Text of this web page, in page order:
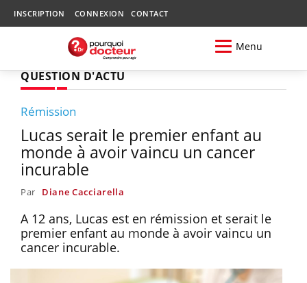
INSCRIPTION CONNEXION CONTACT
Menu
QUESTION D'ACTU
Rémission
Lucas serait le premier enfant au
monde à avoir vaincu un cancer
incurable
Par Diane Cacciarella
A 12 ans, Lucas est en rémission et serait le
premier enfant au monde à avoir vaincu un
cancer incurable.